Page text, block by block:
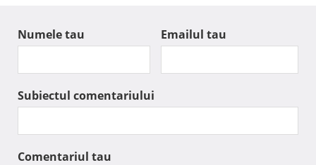
Numele tau Emailul tau
Subiectul comentariului
Comentariul tau